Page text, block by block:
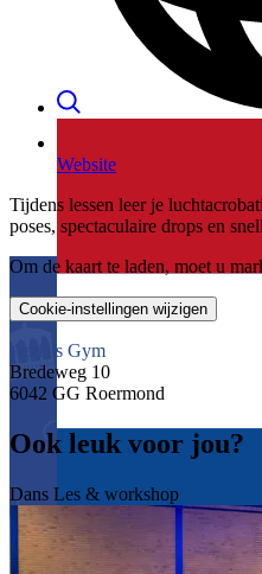
Website
Tijdens lessen leer je
poses, spectaculaire drops en
Om de kaart te laden, moet u
Cookie-instellingen wijzigen
Aerials Gym
Bredeweg 10
6042 GG Roermond
Ook leuk voor jou?
Dans Les & workshop